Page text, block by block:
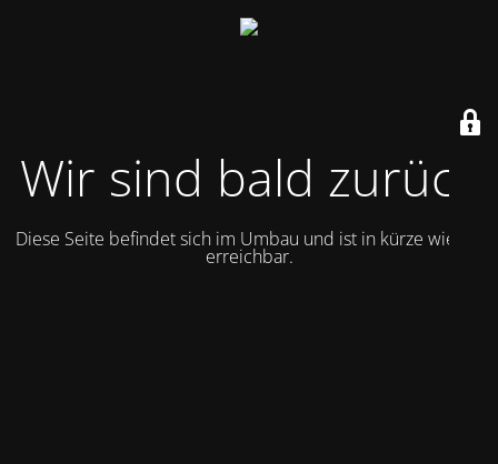
Wir sind bald zurück
Diese Seite befindet sich im Umbau und ist in kürze wieder
erreichbar.